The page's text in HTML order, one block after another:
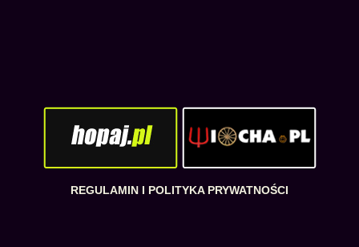
REGULAMIN I POLITYKA PRYWATNOŚCI